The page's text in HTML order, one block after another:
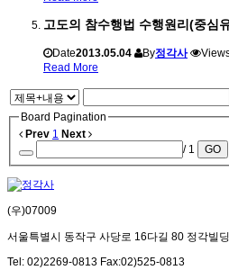
고도의 참수행법 수행원리(중심
Date2013.05.04 By정각사
Read More
Board Pagination
Prev 1 Next
/ 1
GO
(우)07009
서울특별시 동작구 사당로 16다길 80 정각빌
Tel: 02)2269-0813 Fax:02)525-0813